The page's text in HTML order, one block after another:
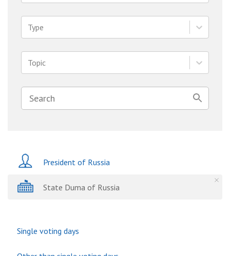
Type
Topic
President of Russia
State Duma of Russia
Single voting days